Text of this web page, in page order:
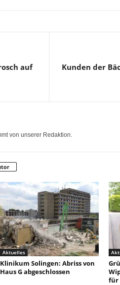
auf
Kunden der
von unserer Redaktion.
Aktuelles
Klinikum Solingen: Abriss von
Haus G abgeschlossen
für